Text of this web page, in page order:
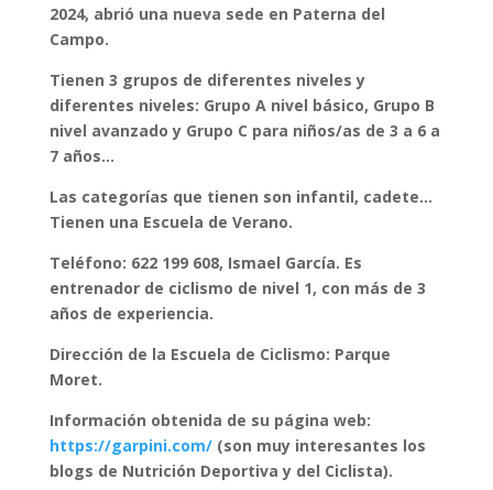
2024, abrió una nueva sede en Paterna del
Campo.
Tienen 3 grupos de diferentes niveles y
diferentes niveles: Grupo A nivel básico, Grupo B
nivel avanzado y Grupo C para niños/as de 3 a 6 a
7 años…
Las categorías que tienen son infantil, cadete…
Tienen una Escuela de Verano.
Teléfono: 622 199 608, Ismael García. Es
entrenador de ciclismo de nivel 1, con más de 3
años de experiencia.
Dirección de la Escuela de Ciclismo: Parque
Moret.
Información obtenida de su página web:
https://garpini.com/ (son muy interesantes los
blogs de Nutrición Deportiva y del Ciclista).